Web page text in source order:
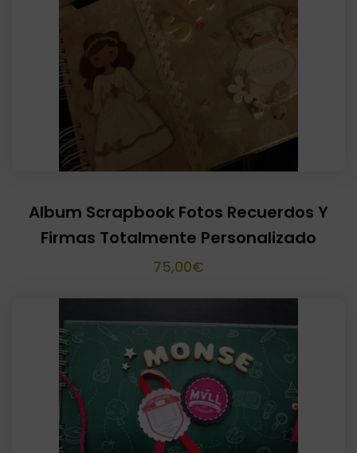
Album Scrapbook Fotos Recuerdos Y
Firmas Totalmente Personalizado
75,00€